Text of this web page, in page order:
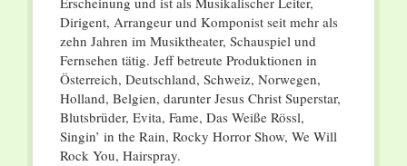
Dirigent, Arrangeur und Komponist seit mehr als
zehn Jahren im Musiktheater, Schauspiel und
Fernsehen tätig. Jeff betreute Produktionen in
Österreich, Deutschland, Schweiz, Norwegen,
Holland, Belgien, darunter Jesus Christ Superstar,
Blutsbrüder, Evita, Fame, Das Weiße Rössl,
Singin’ in the Rain, Rocky Horror Show, We Will
Rock You, Hairspray.